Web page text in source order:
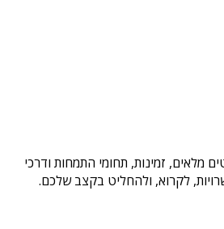
מלאים, זמינות, תחומי התמחות ודרכי
לקרוא, ולהחליט בקצב שלכם.